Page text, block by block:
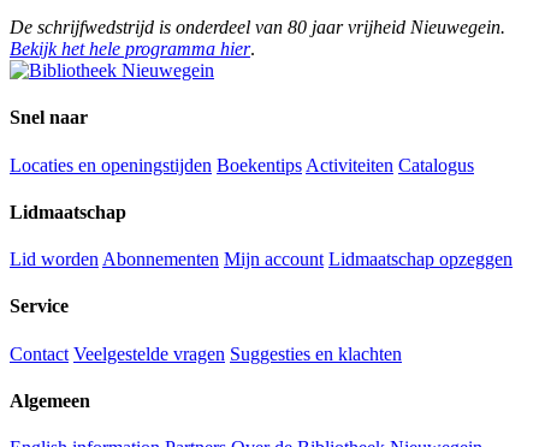
De schrijfwedstrijd is onderdeel van 80 jaar vrijheid Nieuwegein.
Bekijk het hele programma hier.
Snel naar
Locaties en openingstijden Boekentips Activiteiten Catalogus
Lidmaatschap
Lid worden Abonnementen Mijn account Lidmaatschap opzeggen
Service
Contact Veelgestelde vragen Suggesties en klachten
Algemeen